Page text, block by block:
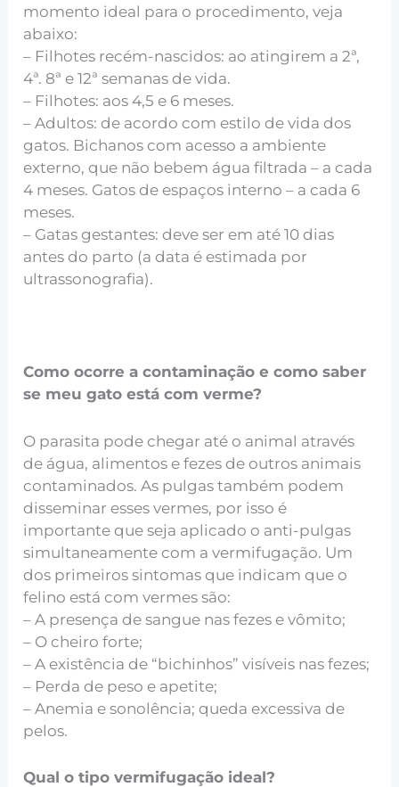
momento ideal para o procedimento, veja
abaixo:
– Filhotes recém-nascidos: ao atingirem a 2ª,
4ª. 8ª e 12ª semanas de vida.
– Filhotes: aos 4,5 e 6 meses.
– Adultos: de acordo com estilo de vida dos
gatos. Bichanos com acesso a ambiente
externo, que não bebem água filtrada – a cada
4 meses. Gatos de espaços interno – a cada 6
meses.
– Gatas gestantes: deve ser em até 10 dias
antes do parto (a data é estimada por
ultrassonografia).
Como ocorre a contaminação e como saber
se meu gato está com verme?
O parasita pode chegar até o animal através
de água, alimentos e fezes de outros animais
contaminados. As pulgas também podem
disseminar esses vermes, por isso é
importante que seja aplicado o anti-pulgas
simultaneamente com a vermifugação. Um
dos primeiros sintomas que indicam que o
felino está com vermes são:
– A presença de sangue nas fezes e vômito;
– O cheiro forte;
– A existência de “bichinhos” visíveis nas fezes;
– Perda de peso e apetite;
– Anemia e sonolência; queda excessiva de
pelos.
Qual o tipo vermifugação ideal?